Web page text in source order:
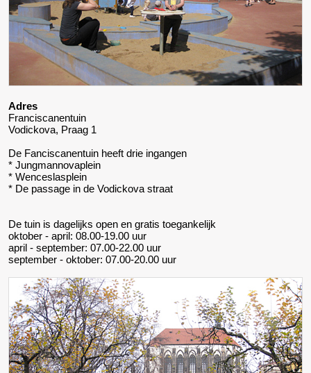
Adres
Franciscanentuin
Vodickova, Praag 1
De Fanciscanentuin heeft drie ingangen
* Jungmannovaplein
* Wenceslasplein
* De passage in de Vodickova straat
De tuin is dagelijks open en gratis toegankelijk
oktober - april: 08.00-19.00 uur
april - september: 07.00-22.00 uur
september - oktober: 07.00-20.00 uur